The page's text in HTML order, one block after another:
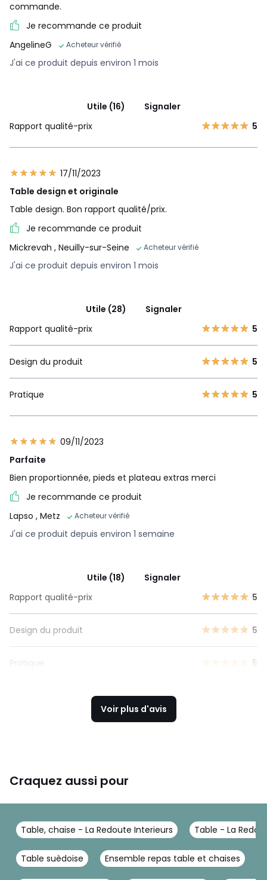
commande.
Je recommande ce produit
AngelineG
Acheteur vérifié
J'ai ce produit depuis environ 1 mois
Utile (16)
Signaler
Rapport qualité-prix
5
17/11/2023
Table design et originale
Table design. Bon rapport qualité/prix.
Je recommande ce produit
Mickrevah , Neuilly-sur-Seine Acheteur vérifié
J'ai ce produit depuis environ 1 mois
Utile (28)
Signaler
Rapport qualité-prix
5
Design du produit 5
Pratique 5
09/11/2023
Parfaite
Bien proportionnée, pieds et plateau extras merci
Je recommande ce produit
Lapso , Metz Acheteur vérifié
J'ai ce produit depuis environ 1 semaine
Utile (18)
Signaler
Rapport qualité-prix
5
Design du produit 5
Pratique 5
Voir plus d'avis
Craquez aussi pour
Table, chaise - La Redoute Interieurs Table - La
Table suèdoise Ensemble repas table et chaises